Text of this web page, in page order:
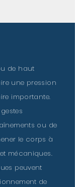
de haut
une pression
importante.
ou de
le corps à
mécaniques.
peuvent
de